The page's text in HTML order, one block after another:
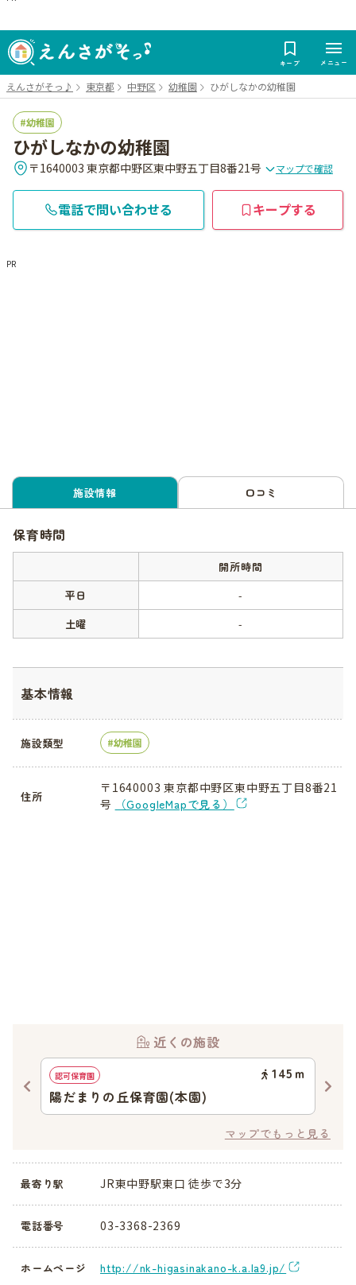
キープ メニュー
えんさがそっ♪ 東京都 中野区 幼稚園 ひがしなかの幼稚園
幼稚園
ひがしなかの幼稚園
〒1640003 東京都中野区東中野五丁目8番21号 マップで確認
電話で問い合わせる キープする
PR
施設情報 口コミ
保育時間
開所時間
平日
-
土曜
-
基本情報
施設類型 幼稚園
住所
〒1640003 東京都中野区東中野五丁目8番21
号
（GoogleMapで見る）
近くの施設
認可保育園 145 ｍ
陽だまりの丘保育園(本園)
マップでもっと見る
最寄り駅 JR東中野駅東口 徒歩で3分
電話番号 03-3368-2369
ホームページ http://nk-higasinakano-k.a.la9.jp/